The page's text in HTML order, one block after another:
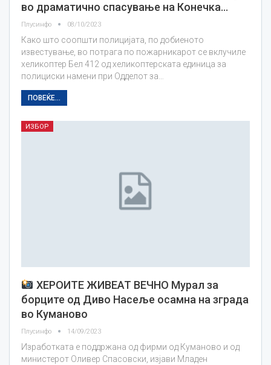
во драматично спасување на Конечка…
Плусинфо 08/10/2023
Како што соопшти полицијата, по добиеното
известување, во потрага по пожарникарот се вклучиле
хеликоптер Бел 412 од хеликоптерската единица за
полициски намени при Одделот за…
ПОВЕЌЕ...
ИЗБОР
ХЕРОИТЕ ЖИВЕАТ ВЕЧНО Мурал за
борците од Диво Насеље осамна на зграда
во Куманово
Плусинфо 14/09/2023
Изработката е поддржана од фирми од Куманово и од
министерот Оливер Спасовски, изјави Младен